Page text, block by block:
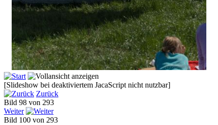
[Slideshow bei deaktiviertem JacaScript nicht nutzbar]
Zurück
Bild 98 von 293
Weiter
Bild 100 von 293